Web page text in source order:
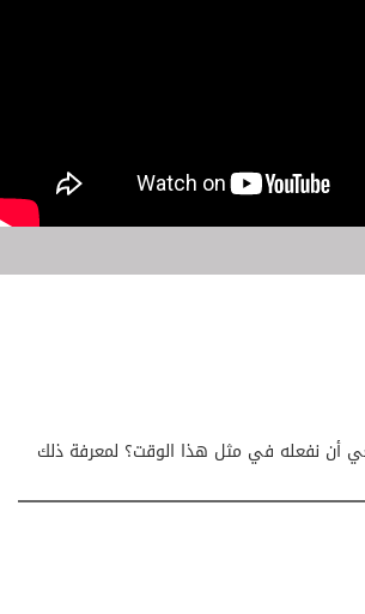
أن نفعله في مثل هذا الوقت؟ لمعرفة ذلك